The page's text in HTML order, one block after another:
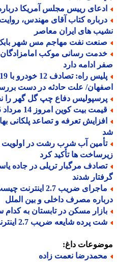
رییس مجلس آمریکا درباره
کتاب آقای مهندس، روایت
های ایران معاصر
نفت مهاجم مس شهر بابک
ادامه دارد
پلیس
علت حادثه در دست
دفاع چپ گل گهر را
بیت کوین امروز 14 مرداد 1405 چقدر است؟
تعرفه و تصاعد پلکانی
آب شرب رشت در اولویت
ها تأکید کرد
شدند
ماجرای ضریب 2.7
مصرف داخلی و بین الملل
مسکن در تابستان به کدام
شایعه ضریب 2.7 اینترنت؛ آیا کاربران فریب خوردند؟
داغ:
نعمت زاده